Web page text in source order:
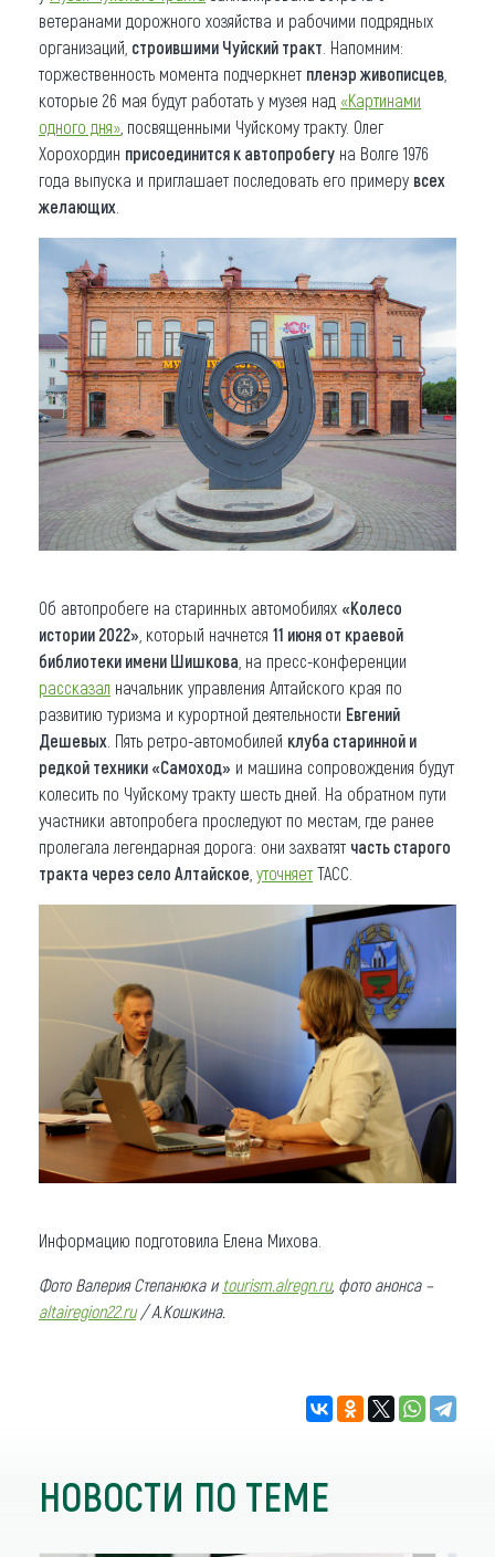
ветеранами дорожного хозяйства и рабочими подрядных
организаций, строившими Чуйский тракт . Напомним:
торжественность момента подчеркнет пленэр живописцев
которые 26 мая будут работать у музея над «Картинами
одного дня» , посвященными Чуйскому тракту. Олег
Хорохордин присоединится к автопробегу на Волге 1976
года выпуска и приглашает последовать его примеру всех
желающих
Об автопробеге на старинных автомобилях «Колесо
истории 2022» , который начнется 11 июня от краевой
библиотеки имени Шишкова , на пресс-конференции
рассказал начальник управления Алтайского края по
развитию туризма и курортной деятельности Евгений
Дешевых . Пять ретро-автомобилей клуба старинной и
редкой техники «Самоход» и машина сопровождения будут
колесить по Чуйскому тракту шесть дней. На обратном пути
участники автопробега проследуют по местам, где ранее
пролегала легендарная дорога: они захватят часть старого
тракта через село Алтайское уточняет ТАСС.
Информацию подготовила Елена Михова.
Фото Валерия Степанюка и tourism.alregn.ru, фото анонса –
altairegion22.ru/ А.Кошкина.
НОВОСТИ ПО ТЕМЕ